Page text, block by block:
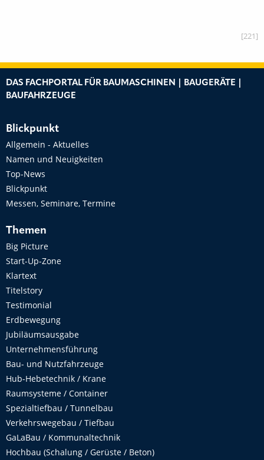
[221]
DAS FACHPORTAL FÜR BAUMASCHINEN | BAUGERÄTE |
BAUFAHRZEUGE
Blickpunkt
Allgemein - Aktuelles
Namen und Neuigkeiten
Top-News
Blickpunkt
Messen, Seminare, Termine
Themen
Big Picture
Start-Up-Zone
Klartext
Titelstory
Testimonial
Erdbewegung
Jubiläumsausgabe
Unternehmensführung
Bau- und Nutzfahrzeuge
Hub-Hebetechnik / Krane
Raumsysteme / Container
Spezialtiefbau / Tunnelbau
Verkehrswegebau / Tiefbau
GaLaBau / Kommunaltechnik
Hochbau (Schalung / Gerüste / Beton)